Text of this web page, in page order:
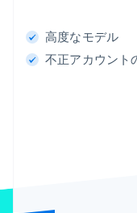
高度なモデル
不正アカウント